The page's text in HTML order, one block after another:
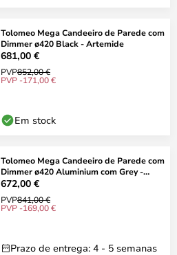
Tolomeo Mega Candeeiro de Parede com
Dimmer ø420 Black - Artemide
681,00 €
PVP852,00 €
PVP -171,00 €
Em stock
Tolomeo Mega Candeeiro de Parede com
Dimmer ø420 Aluminium com Grey -
Artemide
672,00 €
PVP841,00 €
PVP -169,00 €
Prazo de entrega: 4 - 5 semanas